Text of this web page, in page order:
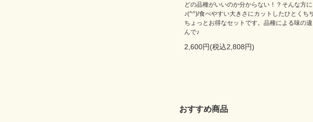
どの品種がいいのか分からない！？そんな方
♪(^^)/食べやすい大きさにカットしたひとくち
ちょっとお得なセットです。品種による味の
んで♪
2,600円(税込2,808円)
おすすめ商品